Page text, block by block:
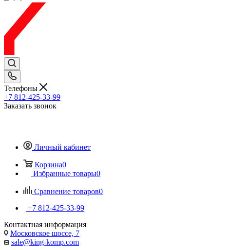
Телефоны
+7 812-425-33-99
Заказать звонок
Личный кабинет
Корзина0
Избранные товары0
Сравнение товаров0
+7 812-425-33-99
Контактная информация
Московское шоссе, 7
sale@king-komp.com